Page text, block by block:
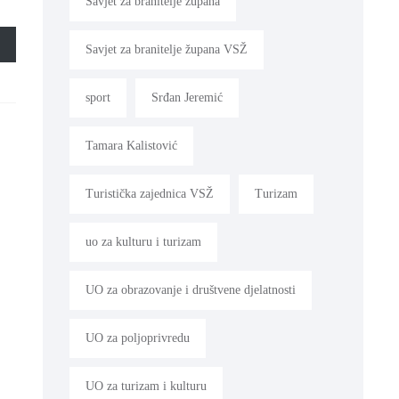
Savjet za branitelje župana VSŽ
sport Srđan Jeremić
Tamara Kalistović
Turistička zajednica VSŽ Turizam
uo za kulturu i turizam
UO za obrazovanje i društvene djelatnosti
UO za poljoprivredu
UO za turizam i kulturu